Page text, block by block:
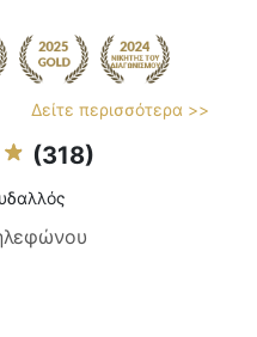
Δείτε περισσότερα >>
(318)